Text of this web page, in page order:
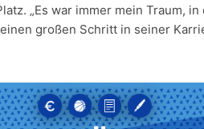
„Es war immer mein Traum,
großen Schritt in seiner